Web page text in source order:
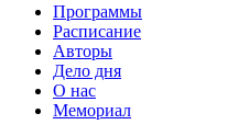
Программы
Расписание
Авторы
Дело дня
О нас
Мемориал